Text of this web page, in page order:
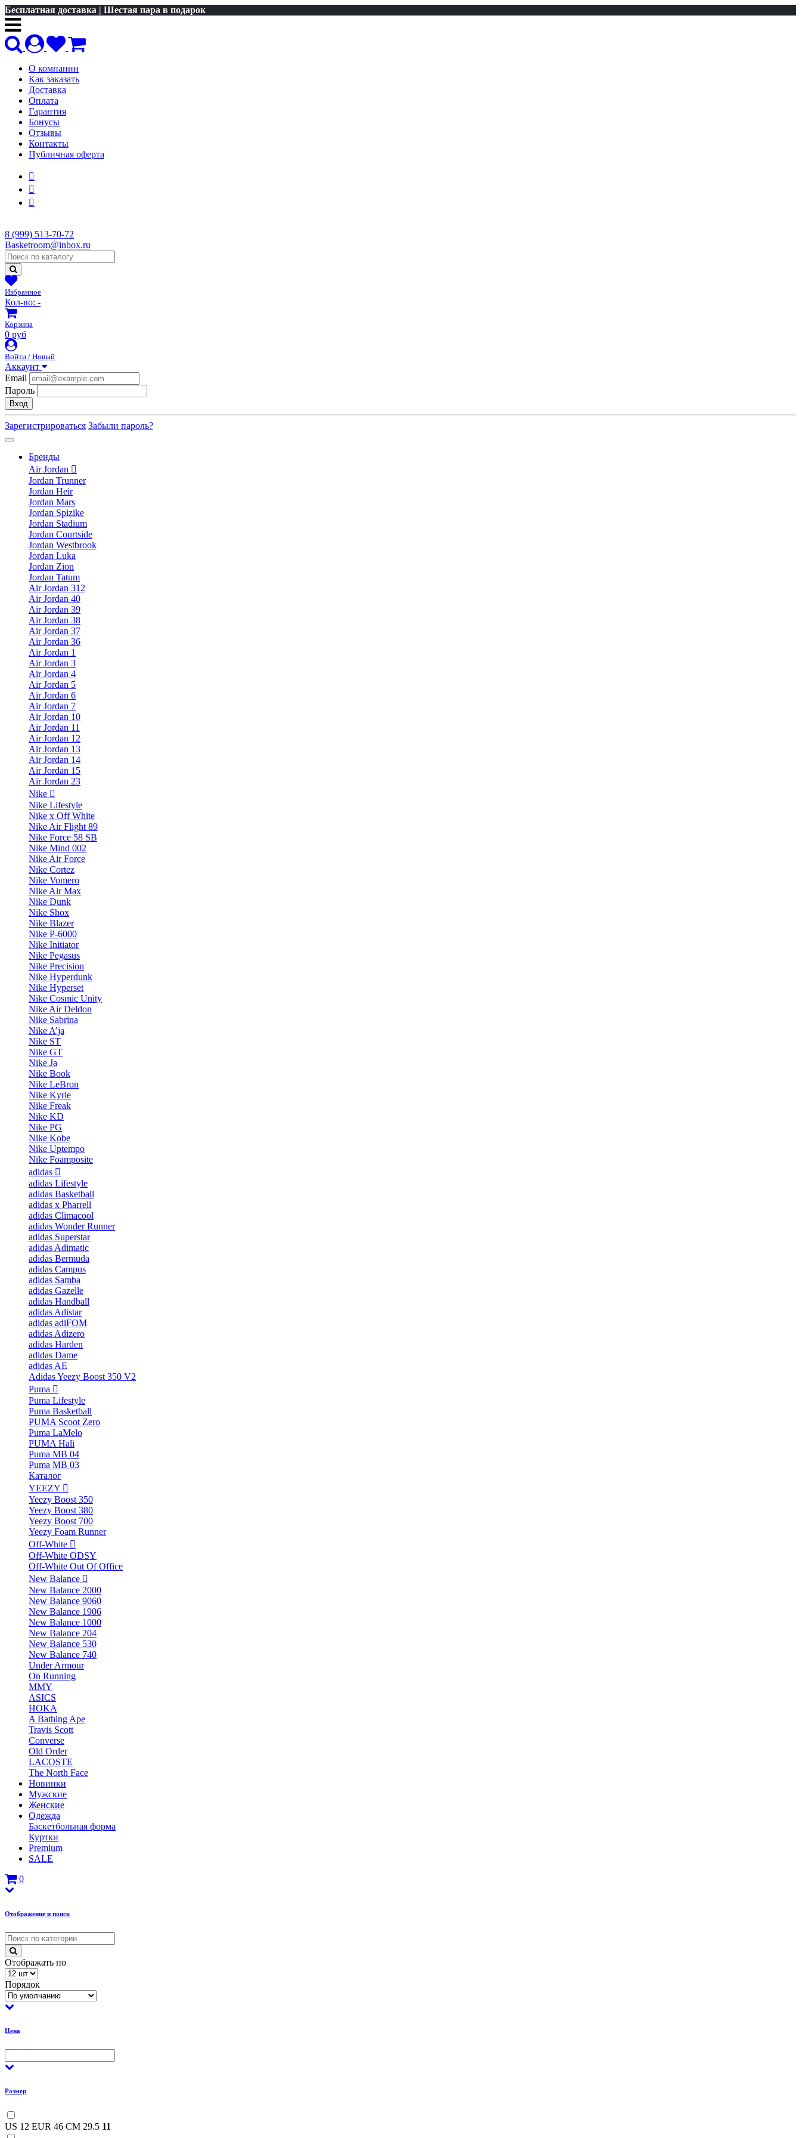
Бесплатная доставка | Шестая пара в подарок
О компании
Как заказать
Доставка
Оплата
Гарантия
Бонусы
Отзывы
Контакты
Публичная оферта
8 (999) 513-70-72
Basketroom@inbox.ru
Избранное
Кол-во: -
Корзина
0 руб
Войти / Новый
Аккаунт
Email
Пароль
Вход
Зарегистрироваться Забыли пароль?
Бренды
Air Jordan
Jordan Trunner
Jordan Heir
Jordan Mars
Jordan Spizike
Jordan Stadium
Jordan Courtside
Jordan Westbrook
Jordan Luka
Jordan Zion
Jordan Tatum
Air Jordan 312
Air Jordan 40
Air Jordan 39
Air Jordan 38
Air Jordan 37
Air Jordan 36
Air Jordan 1
Air Jordan 3
Air Jordan 4
Air Jordan 5
Air Jordan 6
Air Jordan 7
Air Jordan 10
Air Jordan 11
Air Jordan 12
Air Jordan 13
Air Jordan 14
Air Jordan 15
Air Jordan 23
Nike
Nike Lifestyle
Nike x Off White
Nike Air Flight 89
Nike Force 58 SB
Nike Mind 002
Nike Air Force
Nike Cortez
Nike Vomero
Nike Air Max
Nike Dunk
Nike Shox
Nike Blazer
Nike P-6000
Nike Initiator
Nike Pegasus
Nike Precision
Nike Hyperdunk
Nike Hyperset
Nike Cosmic Unity
Nike Air Deldon
Nike Sabrina
Nike A’ja
Nike ST
Nike GT
Nike Ja
Nike Book
Nike LeBron
Nike Kyrie
Nike Freak
Nike KD
Nike PG
Nike Kobe
Nike Uptempo
Nike Foamposite
adidas
adidas Lifestyle
adidas Basketball
adidas x Pharrell
adidas Climacool
adidas Wonder Runner
adidas Superstar
adidas Adimatic
adidas Bermuda
adidas Campus
adidas Samba
adidas Gazelle
adidas Handball
adidas Adistar
adidas adiFOM
adidas Adizero
adidas Harden
adidas Dame
adidas AE
Adidas Yeezy Boost 350 V2
Puma
Puma Lifestyle
Puma Basketball
PUMA Scoot Zero
Puma LaMelo
PUMA Hali
Puma MB 04
Puma MB 03
Каталог
YEEZY
Yeezy Boost 350
Yeezy Boost 380
Yeezy Boost 700
Yeezy Foam Runner
Off-White
Off-White ODSY
Off-White Out Of Office
New Balance
New Balance 2000
New Balance 9060
New Balance 1906
New Balance 1000
New Balance 204
New Balance 530
New Balance 740
Under Armour
On Running
MMY
ASICS
HOKA
A Bathing Ape
Travis Scott
Converse
Old Order
LACOSTE
The North Face
Новинки
Мужские
Женские
Одежда
Баскетбольная форма
Куртки
Premium
SALE
0
Отображение и поиск
Отображать по
Порядок
Цена
Размер
US 12 EUR 46 CM 29.5 11